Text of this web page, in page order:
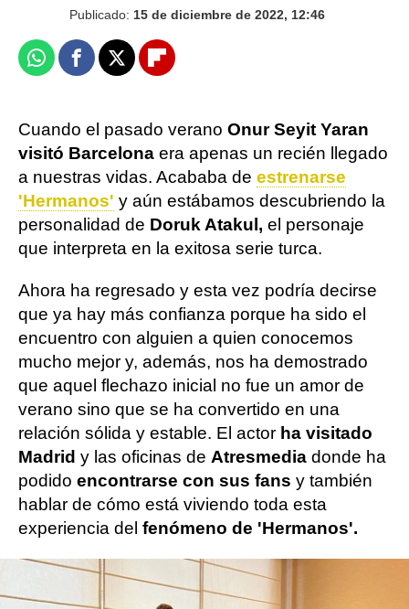
Publicado: 15 de diciembre de 2022, 12:46
WhatsappFacebook
X Flipboard
Cuando el pasado verano Onur Seyit Yaran
visitó Barcelona era apenas un recién llegado
a nuestras vidas. Acababa de estrenarse
'Hermanos' y aún estábamos descubriendo la
personalidad de Doruk Atakul, el personaje
que interpreta en la exitosa serie turca.
Ahora ha regresado y esta vez podría decirse
que ya hay más confianza porque ha sido el
encuentro con alguien a quien conocemos
mucho mejor y, además, nos ha demostrado
que aquel flechazo inicial no fue un amor de
verano sino que se ha convertido en una
relación sólida y estable. El actor ha visitado
Madrid y las oficinas de Atresmedia donde ha
podido encontrarse con sus fans y también
hablar de cómo está viviendo toda esta
experiencia del fenómeno de 'Hermanos'.
Pero su visita también nos ha permitido